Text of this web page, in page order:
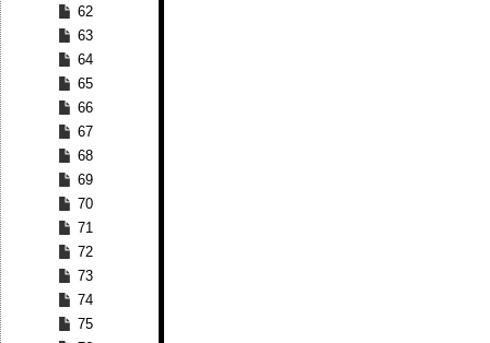
62
63
64
65
66
67
68
69
70
71
72
73
74
75